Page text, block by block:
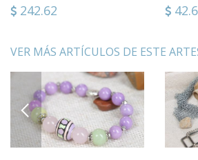
242.62
VER MÁS ARTÍCULOS DE ESTE
PREVIOUS